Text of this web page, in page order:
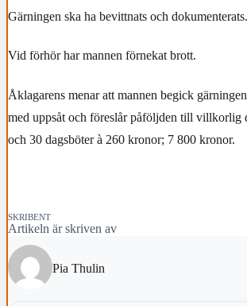
Gärningen ska ha bevittnats och dokumenterats.
Vid förhör har mannen förnekat brott.
Åklagarens menar att mannen begick gärningen
med uppsåt och föreslår påföljden till villkorlig
och 30 dagsböter à 260 kronor; 7 800 kronor.
SKRIBENT
Artikeln är skriven av
Pia Thulin